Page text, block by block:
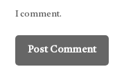
I comment.